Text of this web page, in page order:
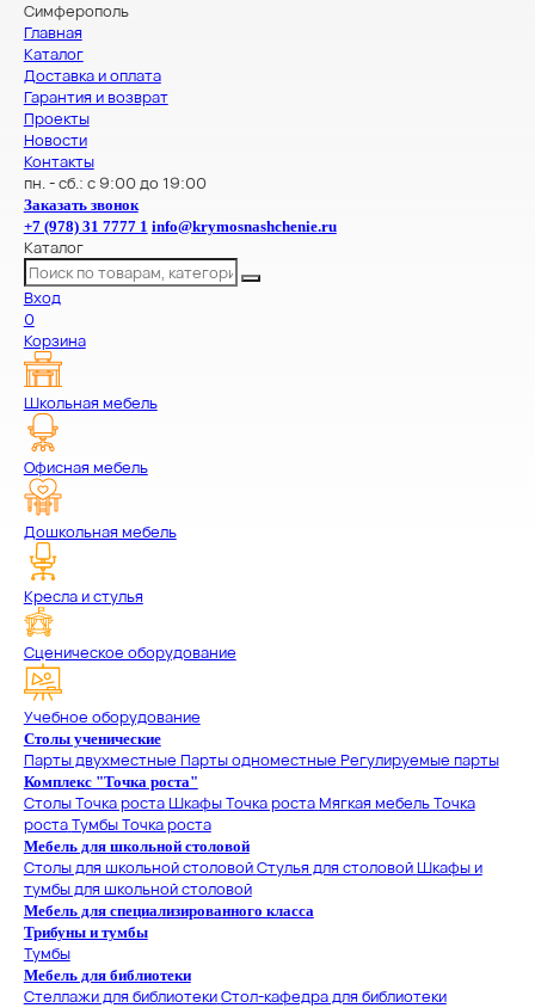
Симферополь
Главная
Каталог
Доставка и оплата
Гарантия и возврат
Проекты
Новости
Контакты
пн. - сб.: с 9:00 до 19:00
Заказать звонок
+7 (978) 31 7777 1 info@krymosnashchenie.ru
Каталог
Вход
0
Корзина
Школьная мебель
Офисная мебель
Дошкольная мебель
Кресла и стулья
Сценическое оборудование
Учебное оборудование
Столы ученические
Парты двухместные Парты одноместные Регулируемые парты
Комплекс "Точка роста"
Столы Точка ростаШкафы Точка ростаМягкая мебель Точка
ростаТумбы Точка роста
Мебель для школьной столовой
Столы для школьной столовойСтулья для столовойШкафы и
тумбы для школьной столовой
Мебель для специализированного класса
Трибуны и тумбы
Тумбы
Мебель для библиотеки
Стеллажи для библиотекиСтол-кафедра для библиотеки